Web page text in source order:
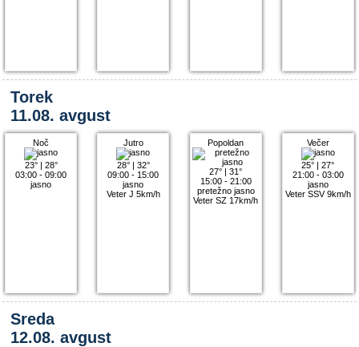
Torek
11.08. avgust
Noč
23°| 28°
03:00 - 09:00
jasno
Jutro
28°| 32°
09:00 - 15:00
jasno
Veter J 5km/h
Popoldan
27° |31°
15:00 - 21:00
pretežno jasno
Veter SZ 17km/h
Večer
25° |27°
21:00 - 03:00
jasno
Veter SSV 9km/h
Sreda
12.08. avgust